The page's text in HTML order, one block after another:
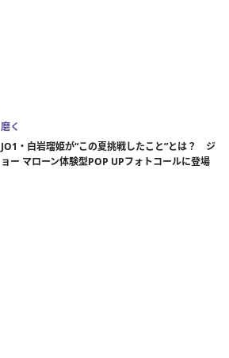
磨く
JO1・白岩瑠姫が“この夏挑戦したこと”とは？ ジ
ョー マローン体験型POP UPフォトコールに登場